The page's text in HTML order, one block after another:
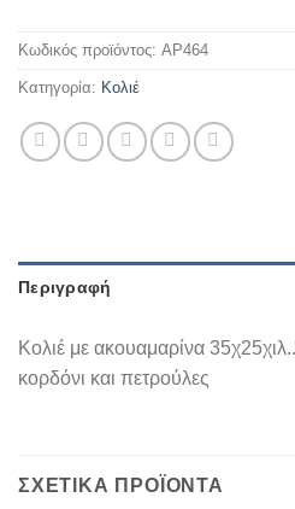
Κωδικός προϊόντος: AP464
Κατηγορία: Κολιέ
Περιγραφή
Κολιέ με ακουαμαρίνα
κορδόνι και πετρούλες
ΣΧΕΤΙΚΆ ΠΡΟΪΌΝΤΑ